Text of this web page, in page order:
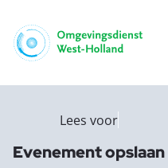
Lees voor
Evenement opslaan